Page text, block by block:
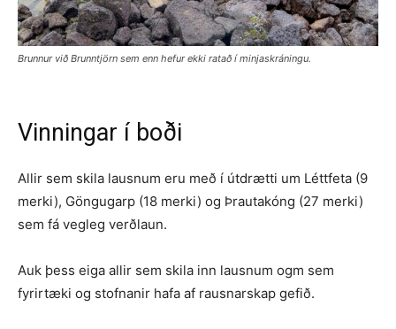
Brunnur við Brunntjörn sem enn hefur ekki ratað í minjaskráningu.
Vinningar í boði
Allir sem skila lausnum eru með í útdrætti um Léttfeta (9
merki), Göngugarp (18 merki) og Þrautakóng (27 merki)
sem fá vegleg verðlaun.
Auk þess eiga allir sem skila inn lausnum ogm sem
fyrirtæki og stofnanir hafa af rausnarskap gefið.